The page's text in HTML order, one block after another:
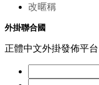
改暱稱
外掛聯合國
正體中文外掛發佈平